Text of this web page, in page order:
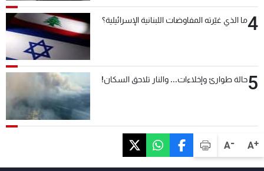
A+
A-
4ما الذي غيّرته المفاوضات اللبنانية الإسرائيلية؟
5حالة طوارئ وإخلاءات... والنار تلاحق السكان!